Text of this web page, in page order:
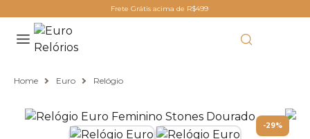
Frete Grátis acima de R$499
Home Euro Relógio
-29%